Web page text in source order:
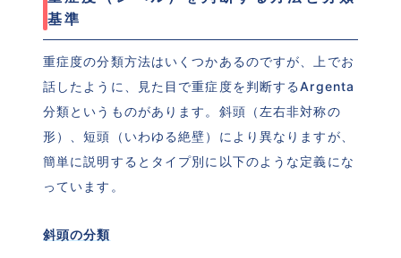
基準
重症度の分類方法はいくつかあるのですが、上でお
話したように、見た目で重症度を判断するArgenta
分類というものがあります。斜頭（左右非対称の
形）、短頭（いわゆる絶壁）により異なりますが、
簡単に説明するとタイプ別に以下のような定義にな
っています。
斜頭の分類